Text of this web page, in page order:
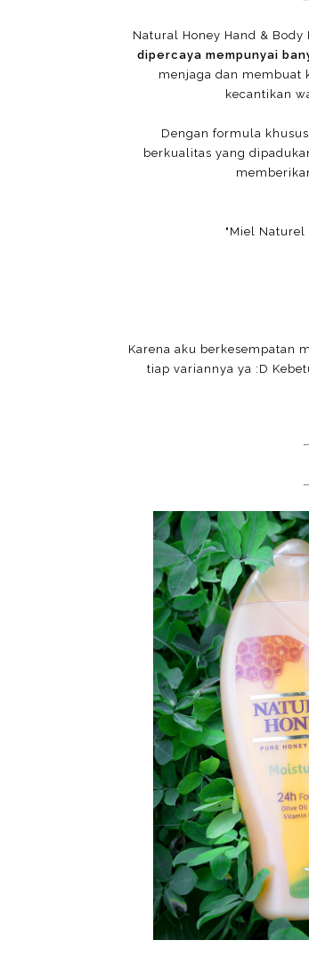
Natural Honey Hand &
dipercaya mempunyai
menjaga dan membuat
kecantikan
Dengan formula
berkualitas yang
"Miel
Karena aku berkesempatan
tiap variannya ya :D